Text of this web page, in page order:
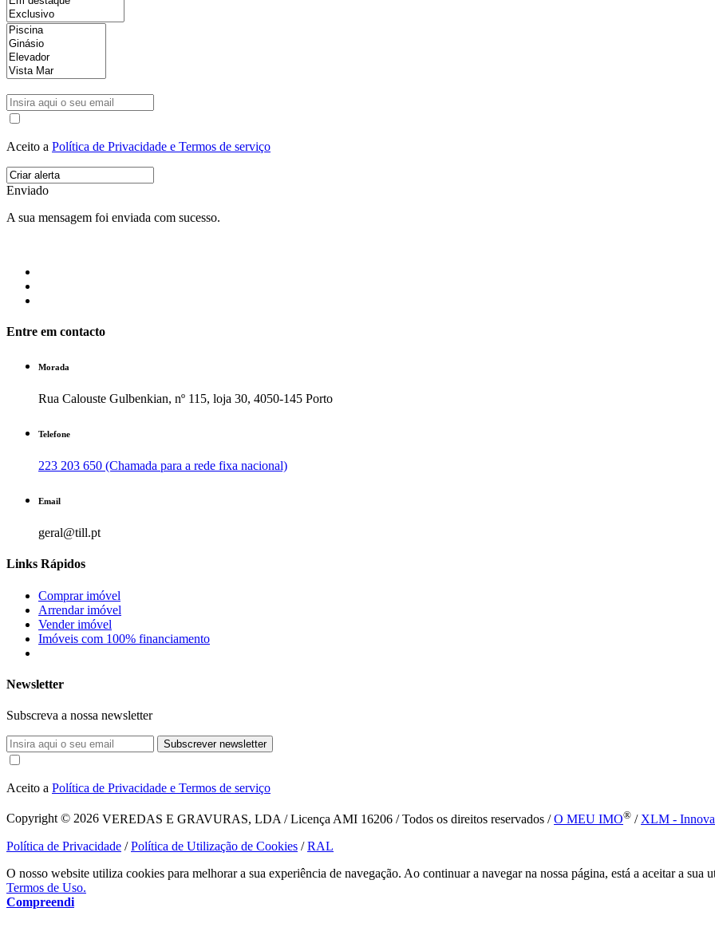
Aceito a Política de Privacidade e Termos de serviço
Enviado
A sua mensagem foi enviada com sucesso.
Entre em contacto
Morada
Rua Calouste Gulbenkian, nº 115, loja 30, 4050-145 Porto
Telefone
223 203 650 (Chamada para a rede fixa nacional)
Email
geral@till.pt
Links Rápidos
Comprar imóvel
Arrendar imóvel
Vender imóvel
Imóveis com 100% financiamento
Newsletter
Subscreva a nossa newsletter
Subscrever newsletter
Aceito a Política de Privacidade e Termos de serviço
Copyright © 2026 VEREDAS E GRAVURAS, LDA / Licença AMI 16206 / Todos os direitos reservados /O MEU IMO® / XLM -
Política de Privacidade /Política de Utilização de Cookies /RAL
O nosso website utiliza cookies para melhorar a sua experiência de navegação. Ao continuar a navegar na nossa página, está a aceitar a sua
Termos de Uso.
Compreendi